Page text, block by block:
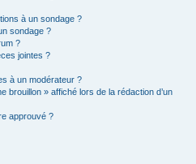
à un sondage ?
sondage ?
?
jointes ?
à un modérateur ?
brouillon » affiché lors de la rédaction d’un
approuvé ?